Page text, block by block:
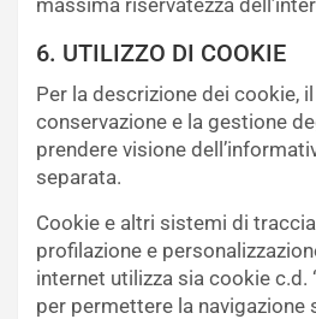
6. UTILIZZO DI COOKIE
Per la descrizione dei cookie,
conservazione e la gestione
prendere visione
separata.
Cookie e altri sistemi di
profilazione e
internet utilizza sia cookie c.d.
per permettere la navigazione